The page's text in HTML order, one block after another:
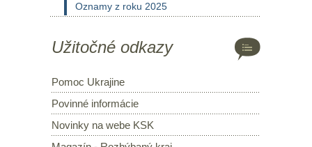
Oznamy z roku 2025
Užitočné odkazy
Pomoc Ukrajine
Povinné informácie
Novinky na webe KSK